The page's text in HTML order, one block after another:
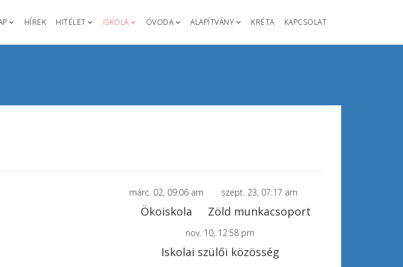
HÍREK HITÉLET ISKOLA ÓVODA ALAPÍTVÁNY KRÉTA KAPCSOLAT
márc. 02, 09:06 am
Ökoiskola
szept. 23, 07:17 am
Zöld munkacsoport
nov. 10, 12:58 pm
Iskolai szülői közösség